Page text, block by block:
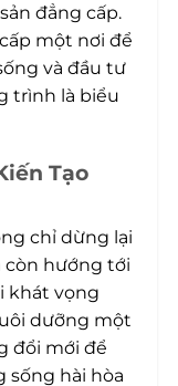
đẳng cấp.
một nơi để
và đầu tư
trình là biểu
Tạo
chỉ dừng lại
hướng tới
khát vọng
dưỡng một
đổi mới để
sống hài hòa